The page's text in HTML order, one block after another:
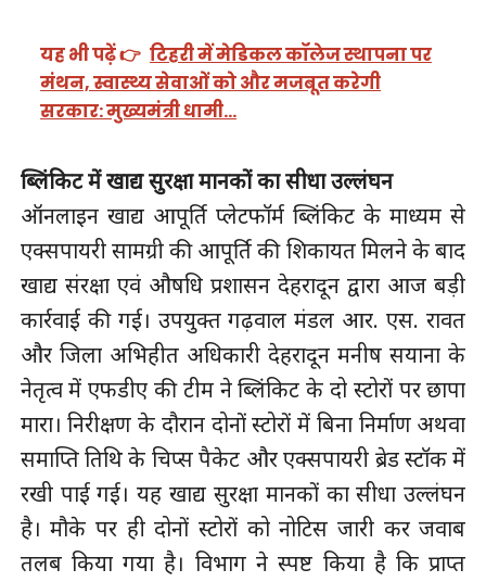
यह भी पढ़ें 👉 टिहरी में मेडिकल कॉलेज स्थापना पर
मंथन, स्वास्थ्य सेवाओं को और मजबूत करेगी
सरकार: मुख्यमंत्री धामी…
ब्लिंकिट में खाद्य सुरक्षा मानकों का सीधा उल्लंघन
ऑनलाइन खाद्य आपूर्ति प्लेटफॉर्म ब्लिंकिट के माध्यम से
एक्सपायरी सामग्री की आपूर्ति की शिकायत मिलने के बाद
खाद्य संरक्षा एवं औषधि प्रशासन देहरादून द्वारा आज बड़ी
कार्रवाई की गई। उपयुक्त गढ़वाल मंडल आर. एस. रावत
और जिला अभिहीत अधिकारी देहरादून मनीष सयाना के
नेतृत्व में एफडीए की टीम ने ब्लिंकिट के दो स्टोरों पर छापा
मारा। निरीक्षण के दौरान दोनों स्टोरों में बिना निर्माण अथवा
समाप्ति तिथि के चिप्स पैकेट और एक्सपायरी ब्रेड स्टॉक में
रखी पाई गई। यह खाद्य सुरक्षा मानकों का सीधा उल्लंघन
है। मौके पर ही दोनों स्टोरों को नोटिस जारी कर जवाब
तलब किया गया है। विभाग ने स्पष्ट किया है कि प्राप्त